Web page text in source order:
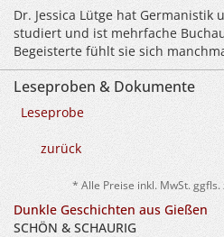
Dr. Jessica Lütge hat Germanistik
studiert und ist mehrfache
Begeisterte fühlt sie sich
Leseproben & Dokumente
Leseprobe
zurück
* Alle Preise inkl. MwSt.
Dunkle Geschichten aus Gießen
SCHÖN & SCHAURIG